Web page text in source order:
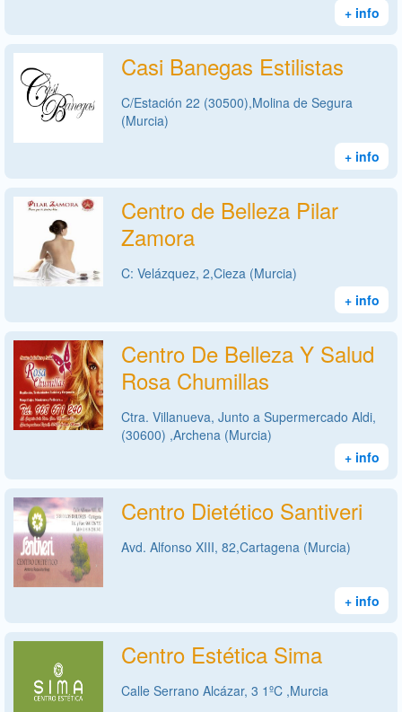
+ info
Casi Banegas Estilistas
C/Estación 22 (30500),Molina de Segura
(Murcia)
+ info
Centro de Belleza Pilar
Zamora
C: Velázquez, 2,Cieza (Murcia)
+ info
Centro De Belleza Y Salud
Rosa Chumillas
Ctra. Villanueva, Junto a Supermercado Aldi,
(30600) ,Archena (Murcia)
+ info
Centro Dietético Santiveri
Avd. Alfonso XIII, 82,Cartagena (Murcia)
+ info
Centro Estética Sima
Calle Serrano Alcázar, 3 1ºC ,Murcia